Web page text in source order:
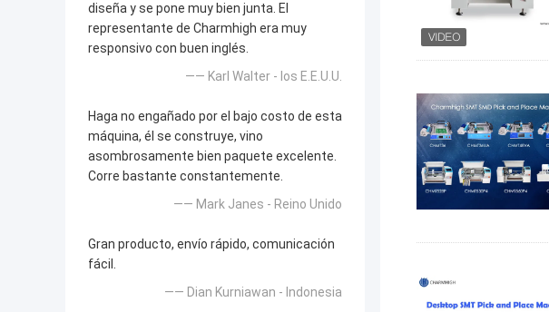
diseña y se pone muy bien junta. El
representante de Charmhigh era muy
responsivo con buen inglés.
—— Karl Walter - los E.E.U.U.
Haga no engañado por el bajo costo de esta
máquina, él se construye, vino
asombrosamente bien paquete excelente.
Corre bastante constantemente.
—— Mark Janes - Reino Unido
Gran producto, envío rápido, comunicación
fácil.
—— Dian Kurniawan - Indonesia